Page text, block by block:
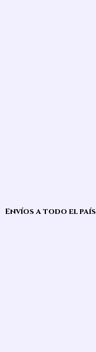
Envíos a todo el país